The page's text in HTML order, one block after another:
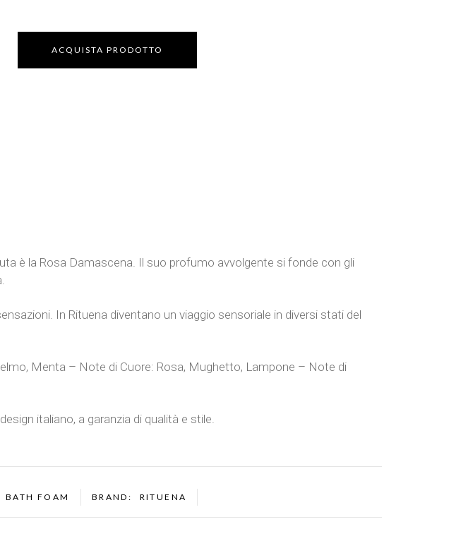
ACQUISTA PRODOTTO
è la Rosa Damascena. Il suo profumo avvolgente si fonde con gli
In Rituena diventano un viaggio sensoriale in diversi stati del
Menta – Note di Cuore: Rosa, Mughetto, Lampone – Note di
italiano, a garanzia di qualità e stile.
BATH FOAM BRAND: RITUENA